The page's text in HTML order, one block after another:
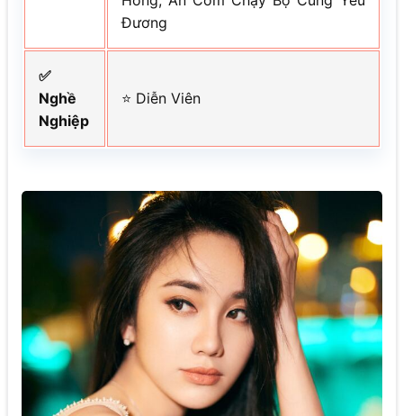
Đương
✅
Nghề
Nghiệp
⭐ Diễn Viên